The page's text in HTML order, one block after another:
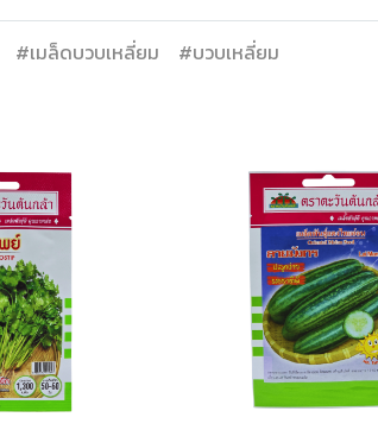
#เมล็ดบวบเหลี่ยม #บวบเหลี่ยม